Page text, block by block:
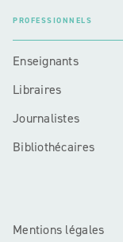
PROFESSIONNELS
Enseignants
Libraires
Journalistes
Bibliothécaires
Mentions légales